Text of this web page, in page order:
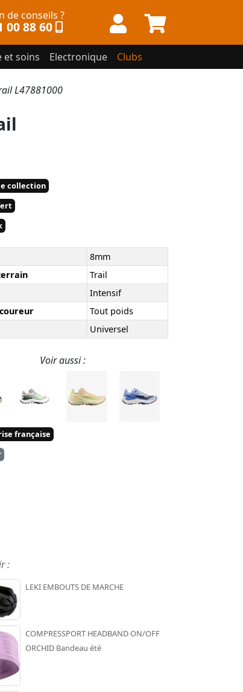
de conseils ?
00 88 60
et soins Electronique Clubs
L47881000
collection
8mm
Trail
Intensif
Tout poids
Universel
Voir aussi :
française
:
LEKI EMBOUTS DE MARCHE
COMPRESSPORT HEADBAND ON/OFF
ORCHID Bandeau été